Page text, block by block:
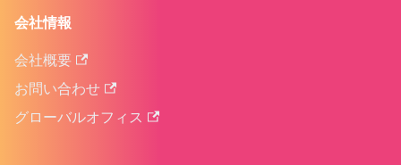
会社情報
会社概要
お問い合わせ
グローバルオフィス